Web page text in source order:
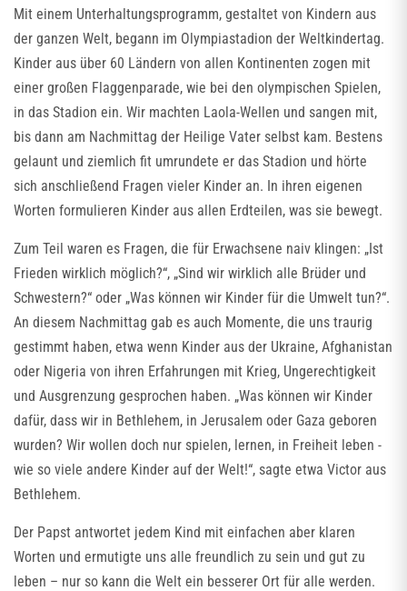
Mit einem Unterhaltungsprogramm, gestaltet von Kindern aus
der ganzen Welt, begann im Olympiastadion der Weltkindertag.
Kinder aus über 60 Ländern von allen Kontinenten zogen mit
einer großen Flaggenparade, wie bei den olympischen Spielen,
in das Stadion ein. Wir machten Laola-Wellen und sangen mit,
bis dann am Nachmittag der Heilige Vater selbst kam. Bestens
gelaunt und ziemlich fit umrundete er das Stadion und hörte
sich anschließend Fragen vieler Kinder an. In ihren eigenen
Worten formulieren Kinder aus allen Erdteilen, was sie bewegt.
Zum Teil waren es Fragen, die für Erwachsene naiv klingen: „Ist
Frieden wirklich möglich?“, „Sind wir wirklich alle Brüder und
Schwestern?“ oder „Was können wir Kinder für die Umwelt tun?“.
An diesem Nachmittag gab es auch Momente, die uns traurig
gestimmt haben, etwa wenn Kinder aus der Ukraine, Afghanistan
oder Nigeria von ihren Erfahrungen mit Krieg, Ungerechtigkeit
und Ausgrenzung gesprochen haben. „Was können wir Kinder
dafür, dass wir in Bethlehem, in Jerusalem oder Gaza geboren
wurden? Wir wollen doch nur spielen, lernen, in Freiheit leben -
wie so viele andere Kinder auf der Welt!“, sagte etwa Victor aus
Bethlehem.
Der Papst antwortet jedem Kind mit einfachen aber klaren
Worten und ermutigte uns alle freundlich zu sein und gut zu
leben – nur so kann die Welt ein besserer Ort für alle werden.